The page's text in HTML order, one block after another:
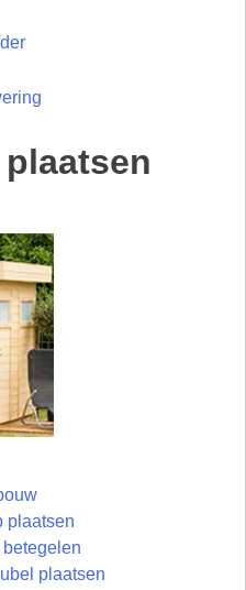
plaatsen
plaatsen